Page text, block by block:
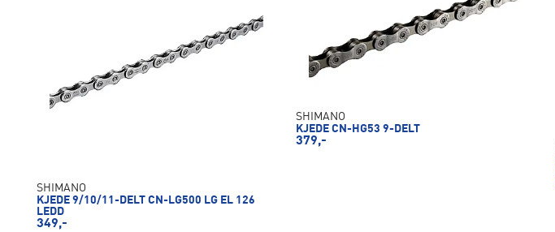
SHIMANO
KJEDE 9/10/11-DELT CN-LG500 LG EL 126
LEDD
349,-
SHIMANO
KJEDE CN-HG53 9-DELT
379,-